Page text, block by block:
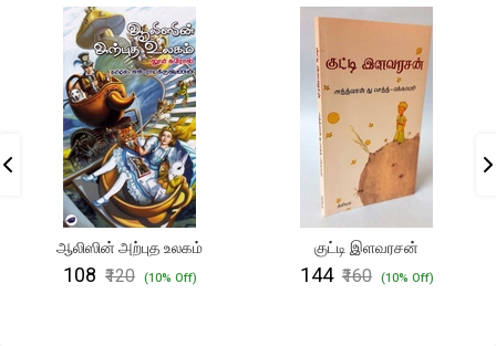
ஆலிஸின் அற்புத உலகம்
₹108 ₹120 (10% Off)
குட்டி இளவரசன்
₹144 ₹160 (10% Off)